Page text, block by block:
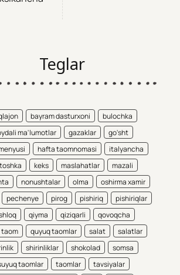
Teglar
bayram dasturxoni
bulochka
ma'lumotlar
gazaklar
go'sht
hafta taomnomasi
italyancha
keks maslahatlar
mazali
nonushtalar olma
oshirma xamir
pechenye pirog pishiriq
pishiriqlar
qiyma qiziqarli
qovoqcha
taom
quyuq taomlar salat
salatlar
shirinliklar shokolad
somsa
taomlar
taomlar
tavsiyalar